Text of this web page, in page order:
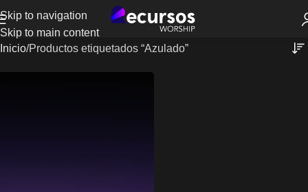
Skip to navigation
Skip to main content
Inicio Productos etiquetados “Azulado”